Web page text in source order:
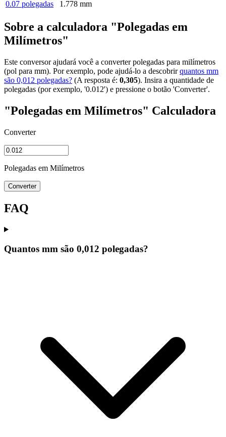
0.07 polegadas 1.778 mm
Sobre a calculadora "Polegadas em
Milímetros"
Este conversor ajudará você a converter polegadas para milímetros
(pol para mm). Por exemplo, pode ajudá-lo a descobrirquantos mm
são 0,012 polegadas? (A resposta é: 0,305). Insira a quantidade de
polegadas (por exemplo, '0.012') e pressione o botão 'Converter'.
"Polegadas em Milímetros" Calculadora
Converter
Polegadas em Milímetros
Converter
FAQ
Quantos mm são 0,012 polegadas?